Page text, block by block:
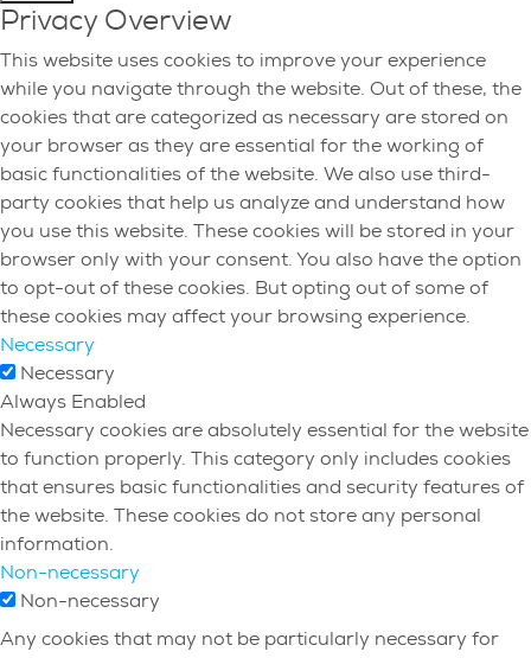
Privacy Overview
This website uses cookies to improve your experience
while you navigate through the website. Out of these, the
cookies that are categorized as necessary are stored on
your browser as they are essential for the working of
basic functionalities of the website. We also use third-
party cookies that help us analyze and understand how
you use this website. These cookies will be stored in your
browser only with your consent. You also have the option
to opt-out of these cookies. But opting out of some of
these cookies may affect your browsing experience.
Necessary
Necessary
Always Enabled
Necessary cookies are absolutely essential for the website
to function properly. This category only includes cookies
that ensures basic functionalities and security features of
the website. These cookies do not store any personal
information.
Non-necessary
Non-necessary
Any cookies that may not be particularly necessary for